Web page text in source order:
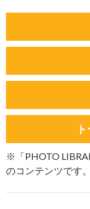
※「PHOTO
のコンテンツです。